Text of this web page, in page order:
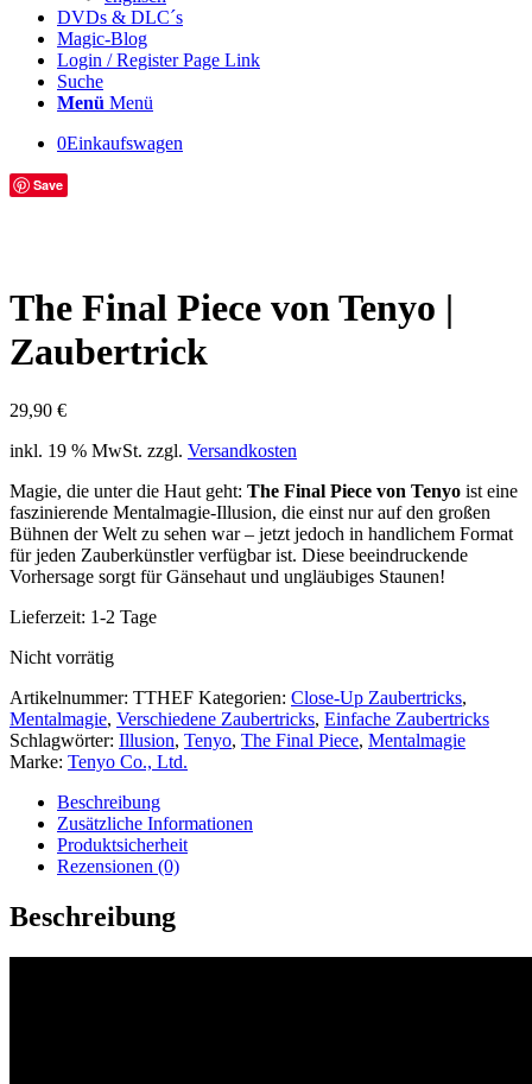
DVDs & DLC´s
Magic-Blog
Login / Register Page Link
Suche
Menü Menü
0Einkaufswagen
Save
The Final Piece von Tenyo |
Zaubertrick
29,90 €
inkl. 19 % MwSt. zzgl. Versandkosten
Magie, die unter die Haut geht: The Final Piece von Tenyo ist eine
faszinierende Mentalmagie-Illusion, die einst nur auf den großen
Bühnen der Welt zu sehen war – jetzt jedoch in handlichem Format
für jeden Zauberkünstler verfügbar ist. Diese beeindruckende
Vorhersage sorgt für Gänsehaut und ungläubiges Staunen!
Lieferzeit: 1-2 Tage
Nicht vorrätig
Artikelnummer: TTHEF Kategorien: Close-Up Zaubertricks,
Mentalmagie, Verschiedene Zaubertricks, Einfache Zaubertricks
Schlagwörter: Illusion, Tenyo, The Final Piece, Mentalmagie
Marke: Tenyo Co., Ltd.
Beschreibung
Zusätzliche Informationen
Produktsicherheit
Rezensionen (0)
Beschreibung